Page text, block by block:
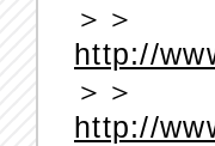
＞＞
http://
＞＞
http://